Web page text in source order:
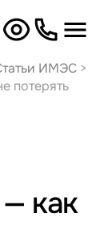
Версия
для слабовидящих
ИМЭС>
потерять
— как